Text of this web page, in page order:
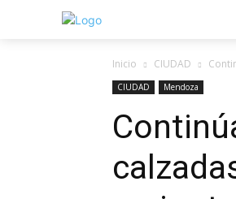
Inicio CIUDAD
CIUDAD Mendoza